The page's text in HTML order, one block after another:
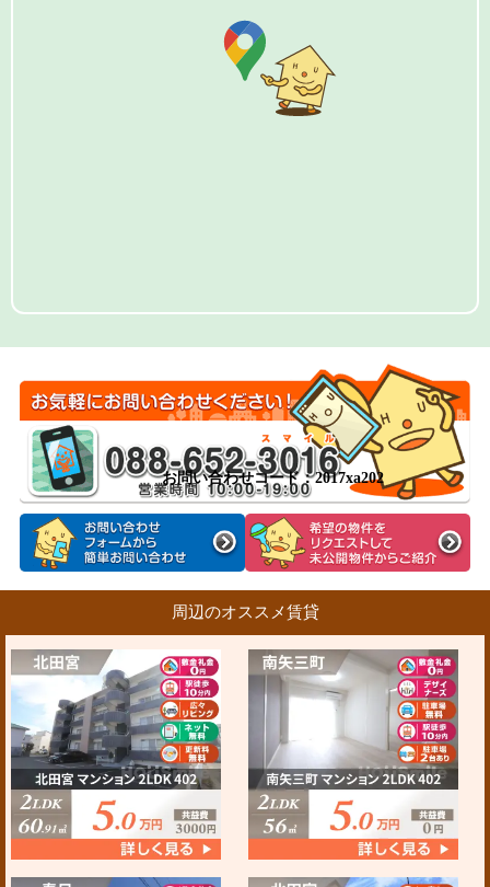
お問い合わせコード：2017xa202
周辺のオススメ賃貸